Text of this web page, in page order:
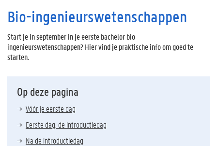
Bio-ingenieurswetenschappen
Start je in september in je eerste bachelor bio-
ingenieurswetenschappen? Hier vind je praktische info om goed te
starten.
Op deze pagina
Vóór je eerste dag
Eerste dag: de introductiedag
Na de introductiedag